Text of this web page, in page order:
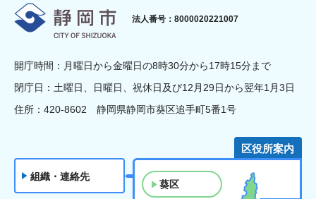
静岡市
法人番号：8000020221007
開庁時間：月曜日から金曜日の8時30分から17時15分まで
閉庁日：土曜日、日曜日、祝休日及び12月29日から翌年1月3日
住所：420-8602 静岡県静岡市葵区追手町5番1号
組織・連絡先
区役所案内
葵区